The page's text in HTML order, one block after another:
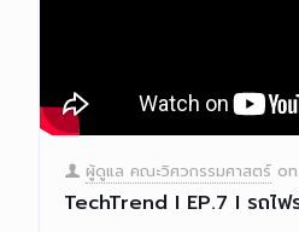
ผู้ดูแล คณะวิศวกรรมศาสตร์ on
TechTrend I EP.7 I รถไฟ